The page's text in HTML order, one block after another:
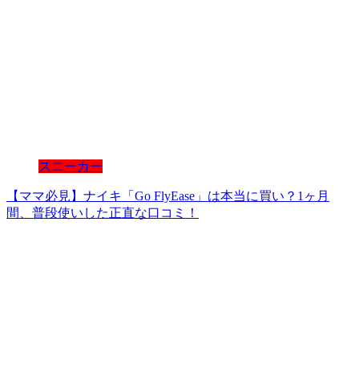
スニーカー
【ママ必見】ナイキ「Go FlyEase」は本当に買い？1ヶ月
間、普段使いした正直な口コミ！